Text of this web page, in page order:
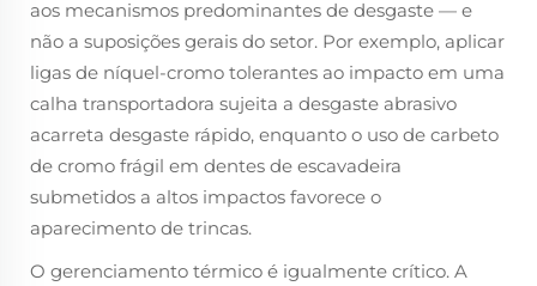
aos mecanismos predominantes de desgaste — e
não a suposições gerais do setor. Por exemplo, aplicar
ligas de níquel-cromo tolerantes ao impacto em uma
calha transportadora sujeita a desgaste abrasivo
acarreta desgaste rápido, enquanto o uso de carbeto
de cromo frágil em dentes de escavadeira
submetidos a altos impactos favorece o
aparecimento de trincas.
O gerenciamento térmico é igualmente crítico. A